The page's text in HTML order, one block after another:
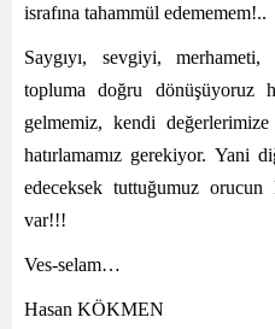
israfına tahammül edememem!..
Saygıyı, sevgiyi,
topluma doğru dönüşüyoruz
gelmemiz, kendi değerlerimize
hatırlamamız gerekiyor. Yani
edeceksek tuttuğumuz orucun
var!!!
Ves-selam…
Hasan KÖKMEN